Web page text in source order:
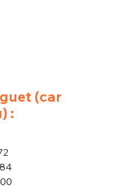
(car
: